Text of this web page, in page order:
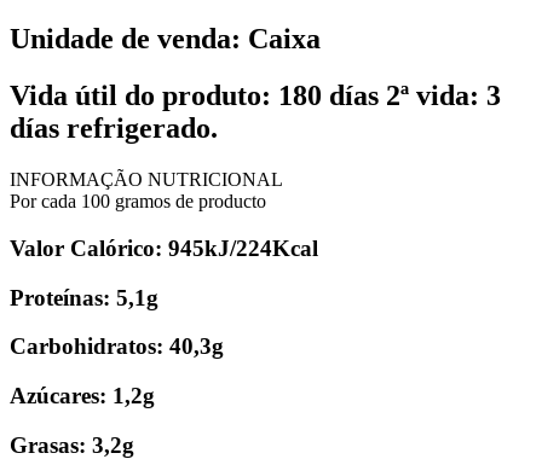
Unidade de venda: Caixa
Vida útil do produto: 180 días 2ª vida: 3
días refrigerado.
INFORMAÇÃO NUTRICIONAL
Por cada 100 gramos de producto
Valor Calórico: 945kJ/224Kcal
Proteínas: 5,1g
Carbohidratos: 40,3g
Azúcares: 1,2g
Grasas: 3,2g